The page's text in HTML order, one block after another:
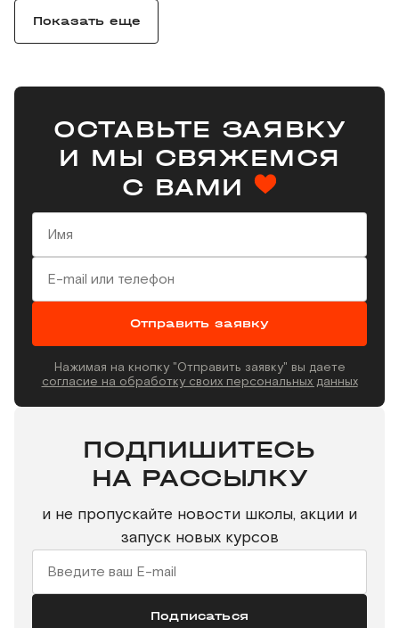
Показать еще
ОСТАВЬТЕ ЗАЯВКУ
И МЫ СВЯЖЕМСЯ
С ВАМИ
Отправить заявку
Нажимая на кнопку "Отправить заявку" вы даете
согласие на обработку своих персональных данных
ПОДПИШИТЕСЬ
НА РАССЫЛКУ
и не пропускайте новости школы, акции и
запуск новых курсов
Подписаться